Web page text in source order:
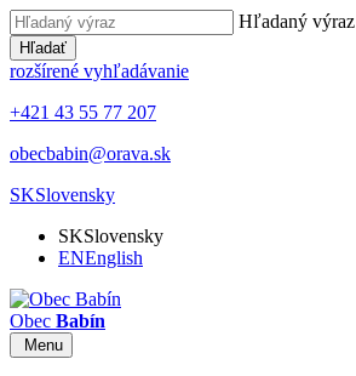
Hľadaný výraz
Hľadať
rozšírené vyhľadávanie
+421 43 55 77 207
obecbabin@orava.sk
SKSlovensky
SKSlovensky
ENEnglish
Obec Babín
Menu